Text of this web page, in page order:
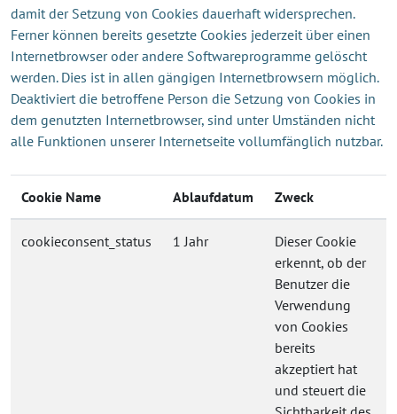
damit der Setzung von Cookies dauerhaft widersprechen.
Ferner können bereits gesetzte Cookies jederzeit über einen
Internetbrowser oder andere Softwareprogramme gelöscht
werden. Dies ist in allen gängigen Internetbrowsern möglich.
Deaktiviert die betroffene Person die Setzung von Cookies in
dem genutzten Internetbrowser, sind unter Umständen nicht
alle Funktionen unserer Internetseite vollumfänglich nutzbar.
Cookie Name Ablaufdatum Zweck
cookieconsent_status 1 Jahr
Dieser Cookie
erkennt, ob der
Benutzer die
Verwendung
von Cookies
bereits
akzeptiert hat
und steuert die